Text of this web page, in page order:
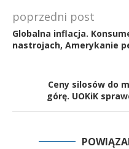
poprzedni post
Globalna inflacja.
nastrojach, Amerykanie
Ceny silosów do
górę. UOKiK